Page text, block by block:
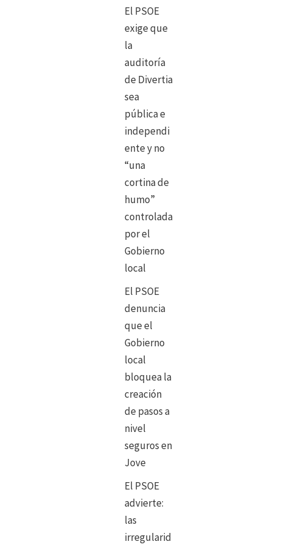
El PSOE
exige que
la
auditoría
de Divertia
sea
pública e
independi
ente y no
“una
cortina de
humo”
controlada
por el
Gobierno
local
El PSOE
denuncia
que el
Gobierno
local
bloquea la
creación
de pasos a
nivel
seguros en
Jove
El PSOE
advierte:
las
irregularid